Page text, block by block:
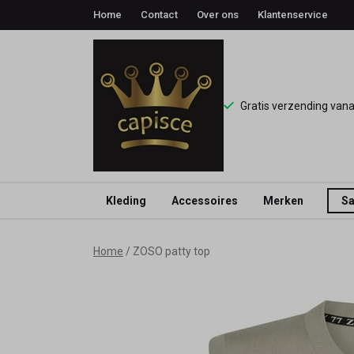
Home Contact Over ons Klantenservice
Gratis verzending
Kleding Accessoires Merken
ZOSOHome ZOSO patty top